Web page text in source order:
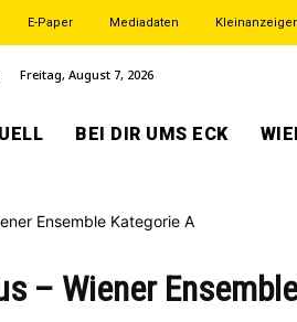
E-Paper Mediadaten
Freitag, August 7, 2026
BEI DIR UMS ECK
– Wiener